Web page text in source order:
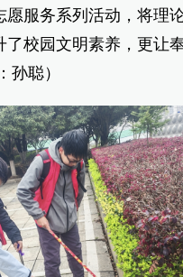
务系列活动，将理论
了校园文明素养，更让
孙聪）